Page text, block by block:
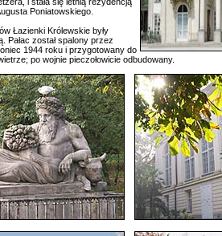
Poniatowskiego.
Łazienki Królewskie były
Pałac został spalony przez
1944 roku i przygotowany do
po wojnie pieczołowicie odbudowany.